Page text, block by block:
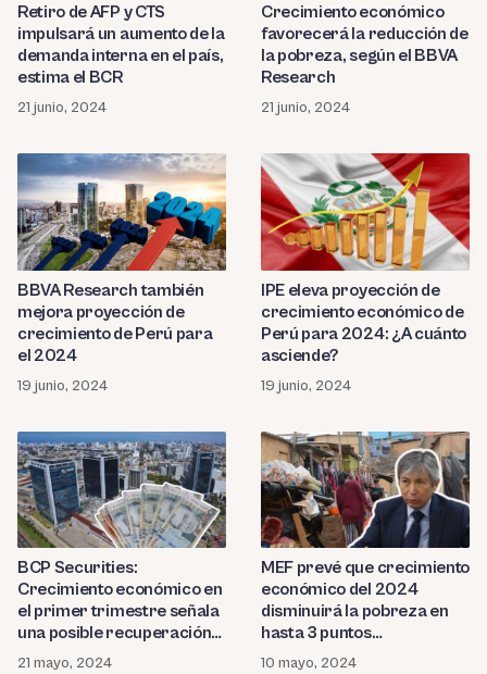
Retiro de AFP y CTS
impulsará un aumento de la
demanda interna en el país,
estima el BCR
21 junio, 2024
Crecimiento económico
favorecerá la reducción de
la pobreza, según el BBVA
Research
21 junio, 2024
BBVA Research también
mejora proyección de
crecimiento de Perú para
el 2024
19 junio, 2024
IPE eleva proyección de
crecimiento económico de
Perú para 2024: ¿A cuánto
asciende?
19 junio, 2024
BCP Securities:
Crecimiento económico en
el primer trimestre señala
una posible recuperación
en curso
21 mayo, 2024
MEF prevé que crecimiento
económico del 2024
disminuirá la pobreza en
hasta 3 puntos
porcentuales
10 mayo, 2024